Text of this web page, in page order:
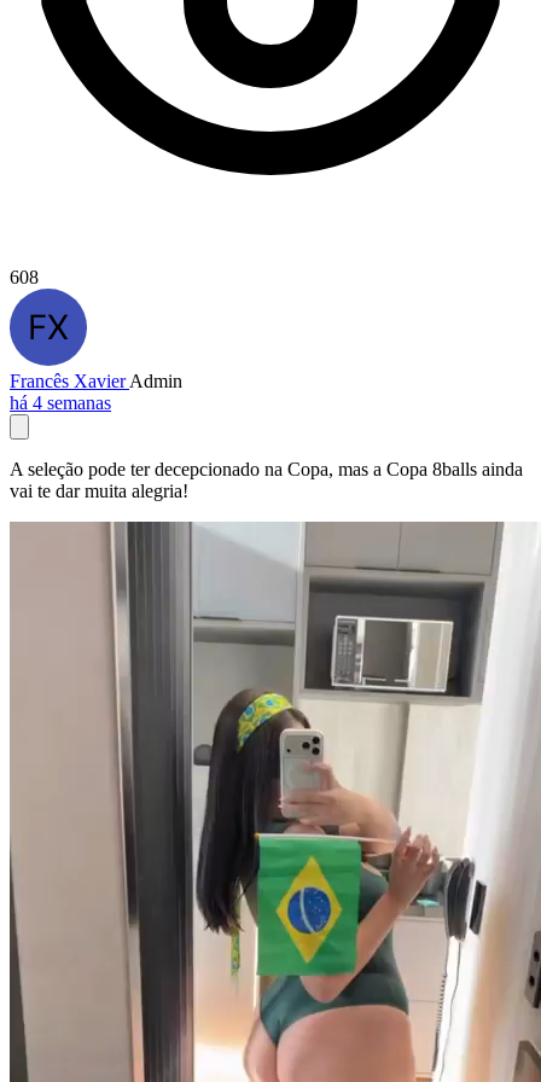
608
Francês XavierAdmin
há 4 semanas
A seleção pode ter decepcionado na Copa, mas a Copa 8balls ainda
vai te dar muita alegria!